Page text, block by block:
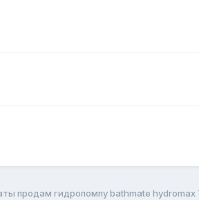
продам гидропомпу bathmate hydromax